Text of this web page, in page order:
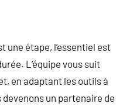
une étape, l’essentiel est
L’équipe vous suit
en adaptant les outils à
un partenaire de